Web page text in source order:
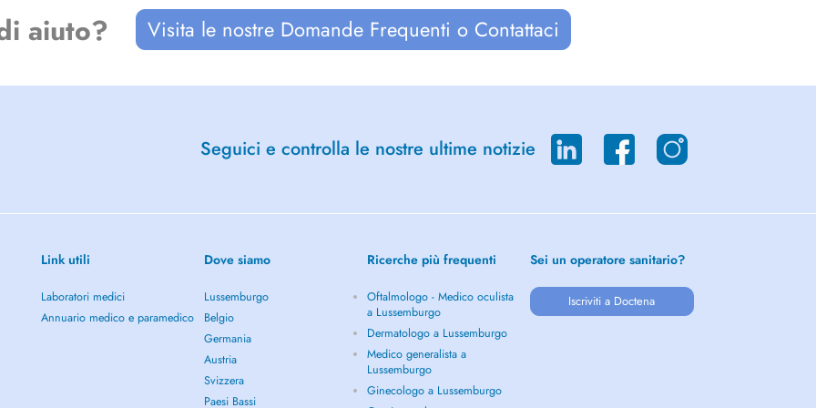
over the years I have always
related to my areas of
minimally invasive
and this is my work
aiuto? Visita le nostre Domande Frequenti o Contattaci
Seguici e controlla le nostre ultime notizie
Link utili
Laboratori medici
Annuario medico e paramedico
Dove siamo
Lussemburgo
Belgio
Germania
Austria
Svizzera
Paesi Bassi
Ricerche più frequenti
Oftalmologo - Medico oculista
a Lussemburgo
Dermatologo a Lussemburgo
Medico generalista a
Lussemburgo
Ginecologo a Lussemburgo
Sei un operatore sanitario?
Iscriviti a Doctena